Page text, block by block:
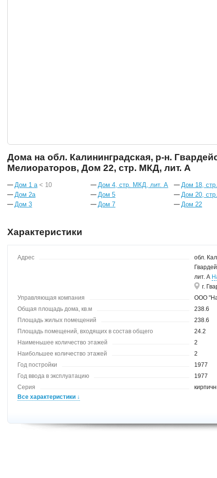
Дома на обл. Калининградская, р-н.
Мелиораторов, Дом 22, стр. МКД, лит. А
Дом 1 а< 10
Дом 2а
Дом 3
Дом 4, стр. МКД, лит. А
Дом 5
Дом 7
Дом 18,
Дом 20,
Дом 22
Характеристики
Адрес
обл.
лит. А
г.
Управляющая компания
ООО
Общая площадь дома, кв.м
238.6
Площадь жилых помещений
238.6
Площадь помещений, входящих в состав общего
имущества
24.2
Наименьшее количество этажей
2
Наибольшее количество этажей
2
Год постройки
1977
Год ввода в эксплуатацию
1977
Серия
Все характеристики ↓